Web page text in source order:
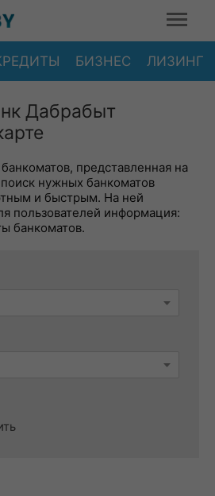
БИЗНЕС ЛИЗИНГ
Дабрабыт
представленная на
нужных банкоматов
и быстрым. На ней
пользователей информация:
банкоматов.